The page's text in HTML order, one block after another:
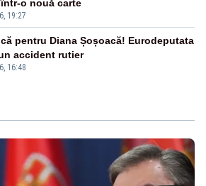
19:27
o nouă carte
16:48
pentru Diana Șoșoacă! Eurodeputata
accident rutier